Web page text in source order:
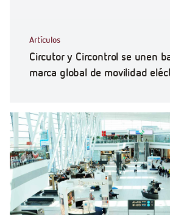
Artículos
Circutor y Circontrol se unen
marca global de movilidad